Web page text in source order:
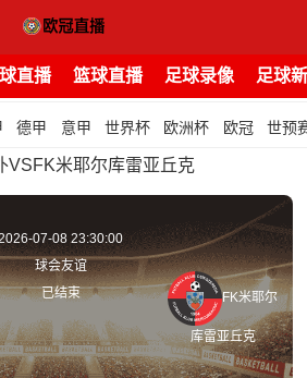
直播 篮球直播 足球录像 足球
德甲 意甲 世界杯 欧洲杯 欧冠 世预
VSFK米耶尔库雷亚丘克
07-08 23:30:00
球会友谊
已结束
FK米耶尔
库雷亚丘克